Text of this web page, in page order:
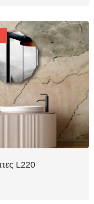
L220